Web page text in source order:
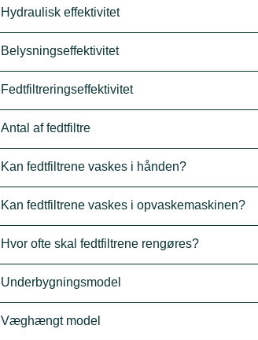
Hydraulisk effektivitet
Belysningseffektivitet
Fedtfiltreringseffektivitet
Antal af fedtfiltre
Kan fedtfiltrene vaskes i hånden?
Kan fedtfiltrene vaskes i opvaskemaskinen?
Hvor ofte skal fedtfiltrene rengøres?
Underbygningsmodel
Væghængt model